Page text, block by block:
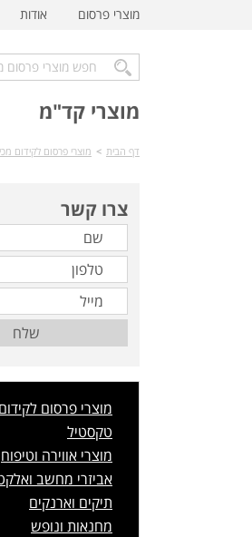
מוצרי פרסום אודות
מוצרי קד"מ
דף הבית > מוצרי פרסום לקידום
צרו קשר
שלח
מוצרי פרסום
טקסטיל
מוצרי אווירה וטיפוח
אביזרי מחשב
תיקים וארנקים
מחנאות ונופש